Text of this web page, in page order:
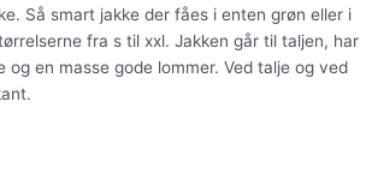
Så smart jakke der fåes i enten grøn eller i
fra s til xxl. Jakken går til taljen, har
en masse gode lommer. Ved talje og ved